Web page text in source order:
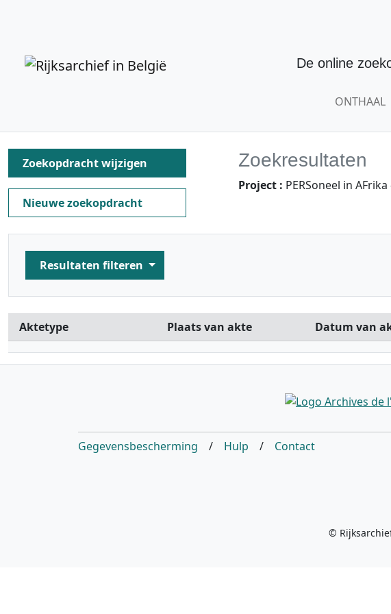
De online
ONTHAAL
Zoekopdracht wijzigen
Nieuwe zoekopdracht
Zoekresultaten
Project : PERSoneel in
Resultaten filteren
Aktetype Plaats van akte Datum van
Gegevensbescherming / Hulp / Contact
©